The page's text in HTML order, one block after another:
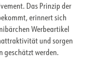
Das Prinzip der
erinnert sich
Werbeartikel
und sorgen
geschätzt werden.